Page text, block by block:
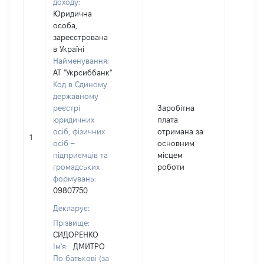
1
доходу:
Юридична
особа,
зареєстрована
в Україні
Найменування:
АТ "Укрсиббанк"
Код в Єдиному
державному
реєстрі
юридичних
осіб, фізичних
осіб –
підприємців та
громадських
формувань:
09807750
Декларує:
Прізвище:
СИДОРЕНКО
Ім'я:
ДМИТРО
По батькові (за
Заробітна
плата
отримана за
основним
місцем
роботи